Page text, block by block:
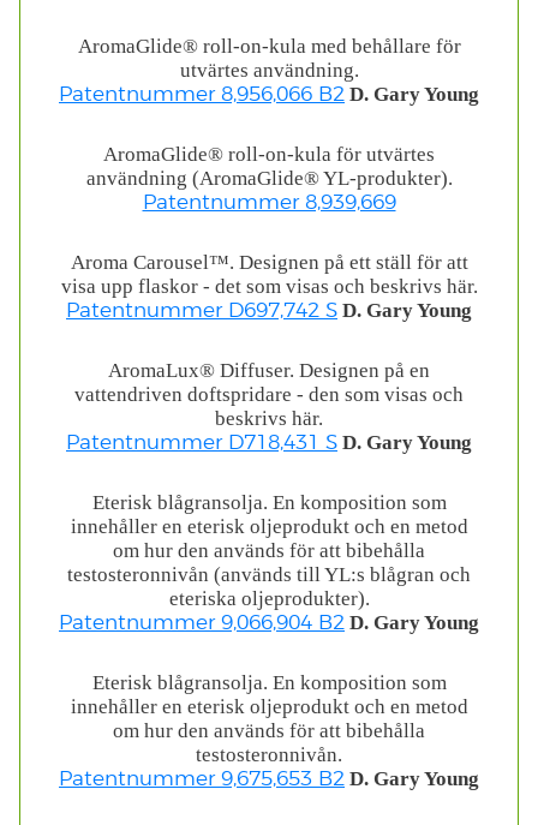
AromaGlide® roll-on-kula med behållare för
utvärtes användning.
Patentnummer 8,956,066 B2 D. Gary Young
AromaGlide® roll-on-kula för utvärtes
användning (AromaGlide® YL-produkter).
Patentnummer 8,939,669
Aroma Carousel™. Designen på ett ställ för att
visa upp flaskor - det som visas och beskrivs här.
Patentnummer D697,742 S D. Gary Young
AromaLux® Diffuser. Designen på en
vattendriven doftspridare - den som visas och
beskrivs här.
Patentnummer D718,431 S D. Gary Young
Eterisk blågransolja. En komposition som
innehåller en eterisk oljeprodukt och en metod
om hur den används för att bibehålla
testosteronnivån (används till YL:s blågran och
eteriska oljeprodukter).
Patentnummer 9,066,904 B2 D. Gary Young
Eterisk blågransolja. En komposition som
innehåller en eterisk oljeprodukt och en metod
om hur den används för att bibehålla
testosteronnivån.
Patentnummer 9,675,653 B2 D. Gary Young